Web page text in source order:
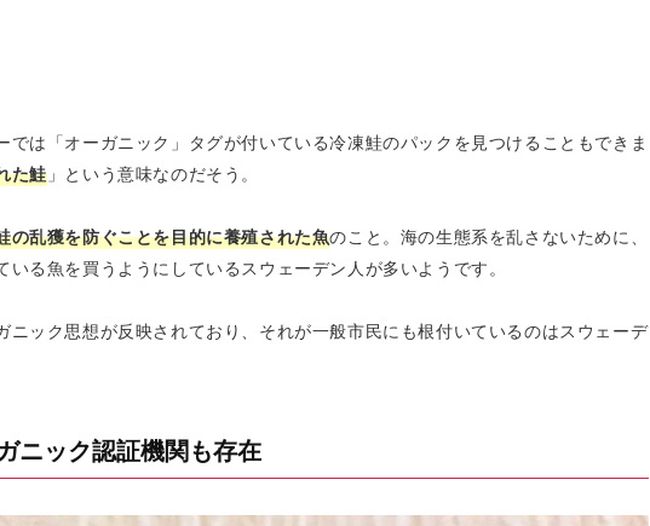
では「オーガニック」タグが付いている冷凍鮭のパックを見つけることもできま
た鮭」という意味なのだそう。
の乱獲を防ぐことを目的に養殖された魚のこと。海の生態系を乱さないために、
る魚を買うようにしているスウェーデン人が多いようです。
ニック思想が反映されており、それが一般市民にも根付いているのはスウェーデ
ニック認証機関も存在